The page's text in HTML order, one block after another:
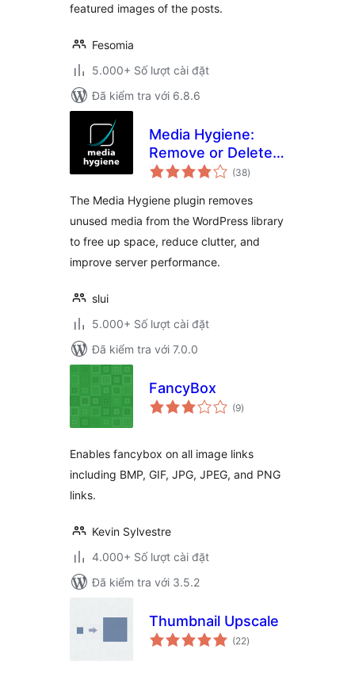
featured images of the posts.
Fesomia
5.000+ Số lượt cài đặt
Đã kiểm tra với 6.8.6
Media Hygiene:
Remove or Delete
Unused Images and
(38tổng
đánh
)
The Media Hygiene plugin removes
unused media from the WordPress library
to free up space, reduce clutter, and
improve server performance.
slui
5.000+ Số lượt cài đặt
Đã kiểm tra với 7.0.0
FancyBox
(9tổng
đánh
)
Enables fancybox on all image links
including BMP, GIF, JPG, JPEG, and PNG
links.
Kevin Sylvestre
4.000+ Số lượt cài đặt
Đã kiểm tra với 3.5.2
Thumbnail Upscale
(22tổng
đánh
)